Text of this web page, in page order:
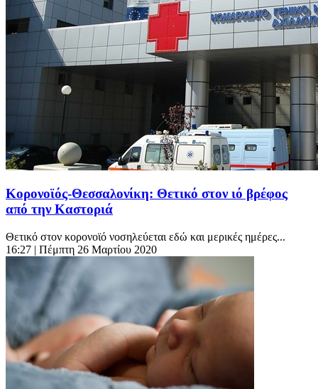
Κορονοϊός-Θεσσαλονίκη: Θετικό στον ιό βρέφος
από την Καστοριά
Θετικό στον κορoνοϊό νοσηλεύεται εδώ και μερικές ημέρες...
16:27 | Πέμπτη 26 Μαρτίου 2020